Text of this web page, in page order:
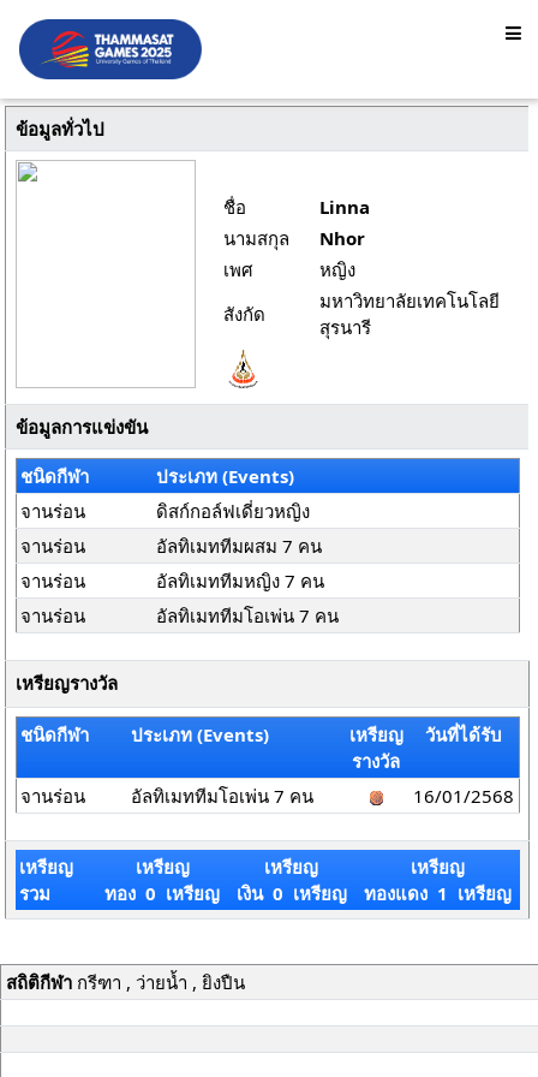
ข้อมูลทั่วไป
ชื่อ
Linna
นามสกุล
Nhor
เพศ
หญิง
สังกัด
มหาวิทยาลัยเทคโนโลยี
สุรนารี
ข้อมูลการแข่งขัน
ชนิดกีฬา
ประเภท (Events)
จานร่อน
ดิสก์กอล์ฟเดี่ยวหญิง
จานร่อน
อัลทิเมททีมผสม 7 คน
จานร่อน
อัลทิเมททีมหญิง 7 คน
จานร่อน
อัลทิเมททีมโอเพ่น 7 คน
เหรียญรางวัล
ชนิดกีฬา ประเภท (Events)
เหรียญ
รางวัล
วันที่ได้รับ
จานร่อน อัลทิเมททีมโอเพ่น 7 คน 16/01/2568
เหรียญ
รวม
เหรียญ
ทอง 0 เหรียญ
เหรียญ
เงิน 0 เหรียญ
เหรียญ
ทองแดง 1 เหรียญ
สถิติกีฬากรีฑา , ว่ายน้ำ , ยิงปืน